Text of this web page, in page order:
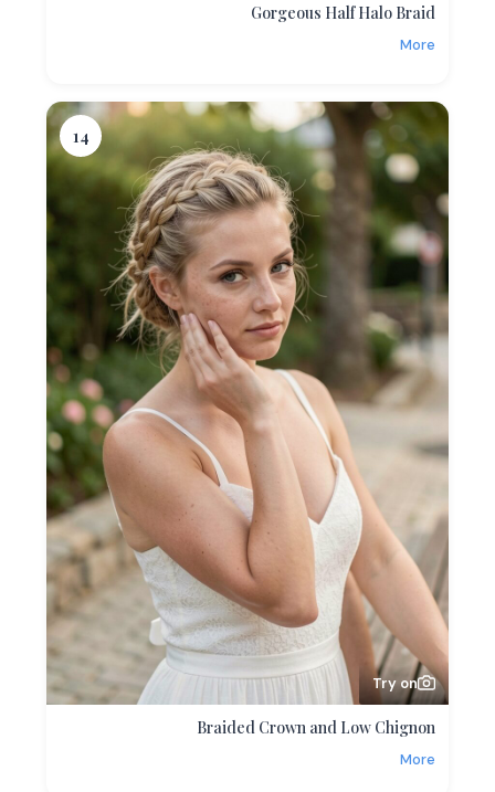
Gorgeous Half Halo Braid
More
14
Try on
Braided Crown and Low Chignon
More